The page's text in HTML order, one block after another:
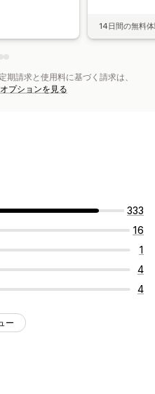
14日間の無料
請求と使用料に基づく請求は、
プションを見る
333
16
1
4
4
ー